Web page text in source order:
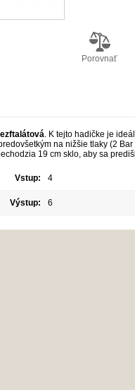
Porovnať
. K tejto hadičke je
na nižšie tlaky (2
19 cm sklo, aby sa
Vstup: 4
Výstup: 6